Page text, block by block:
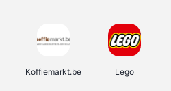
Koffiemarkt.be Lego